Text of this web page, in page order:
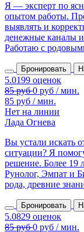
Я — эксперт по
опытом работы.
выявлять и
денежные каналы
Работаю с
Бронировать
85 руб / мин.
Нет на линии
Лада Огнева
Вы устали искать
ситуации? Я
решение. Более 19
Рунолог, Эмпат и
рода, древние
Бронировать